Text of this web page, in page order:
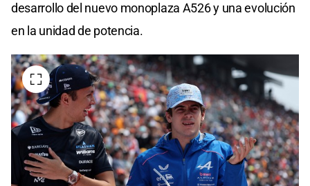
desarrollo del nuevo monoplaza A526 y una evolución
en la unidad de potencia.